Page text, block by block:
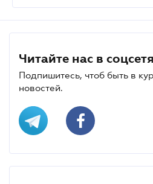
Читайте нас в
Подпишитесь, чтоб быть в
новостей.